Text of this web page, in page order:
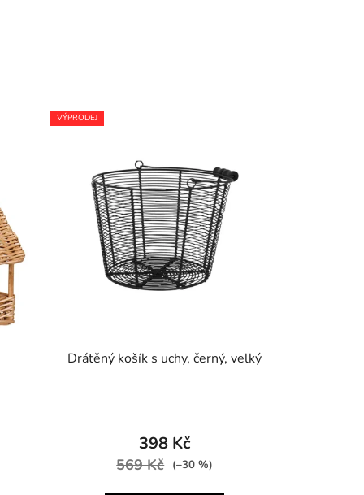
VÝPRODEJ
Drátěný košík s uchy, černý, velký
398 Kč
569 Kč (–30 %)